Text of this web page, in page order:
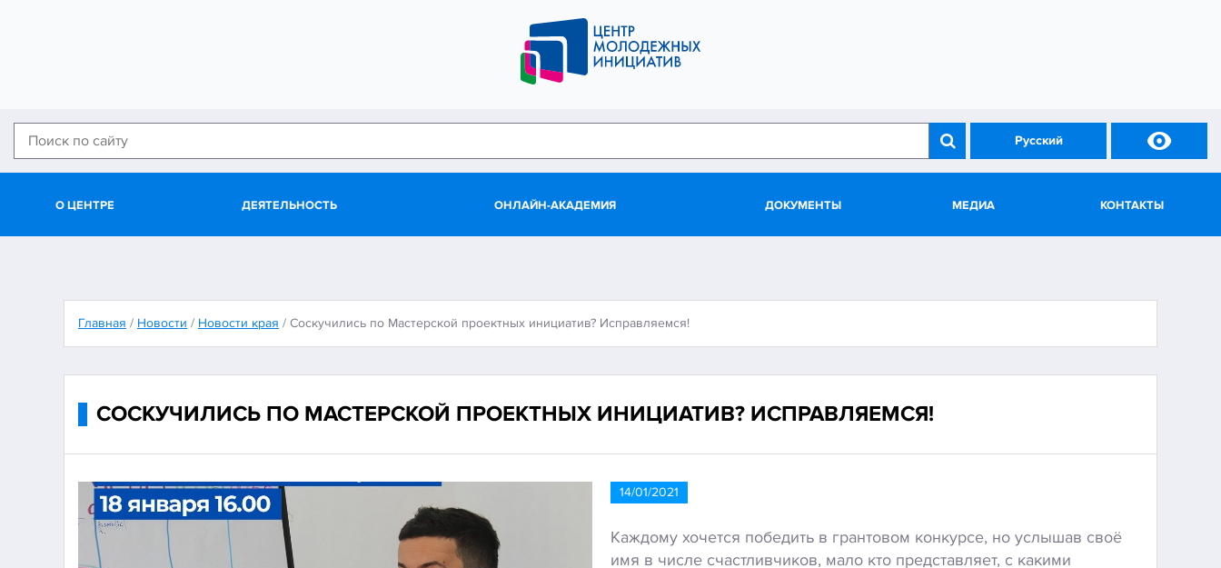
Русский 
О ЦЕНТРЕ ДЕЯТЕЛЬНОСТЬ ОНЛАЙН-АКАДЕМИЯ ДОКУМЕНТЫ МЕДИА КОНТАКТЫ
Главная / Новости / Новости края / Соскучились по Мастерской проектных инициатив? Исправляемся!
СОСКУЧИЛИСЬ ПО МАСТЕРСКОЙ ПРОЕКТНЫХ ИНИЦИАТИВ? ИСПРАВЛЯЕМСЯ!
14/01/2021
Каждому хочется победить в грантовом конкурсе, но услышав своё
имя в числе счастливчиков, мало кто представляет, с какими